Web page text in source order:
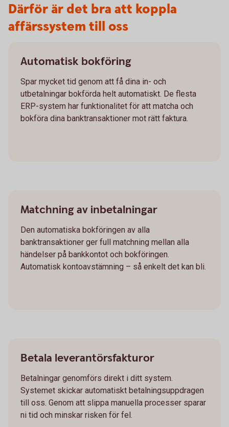
Därför är det bra att koppla
affärssystem till oss
Automatisk bokföring
Spar mycket tid genom att få dina in- och
utbetalningar bokförda helt automatiskt. De flesta
ERP-system har funktionalitet för att matcha och
bokföra dina banktransaktioner mot rätt faktura.
Matchning av inbetalningar
Den automatiska bokföringen av alla
banktransaktioner ger full matchning mellan alla
händelser på bankkontot och bokföringen.
Automatisk kontoavstämning – så enkelt det kan bli.
Betala leverantörsfakturor
Betalningar genomförs direkt i ditt system.
Systemet skickar automatiskt betalningsuppdragen
till oss. Genom att slippa manuella processer sparar
ni tid och minskar risken för fel.